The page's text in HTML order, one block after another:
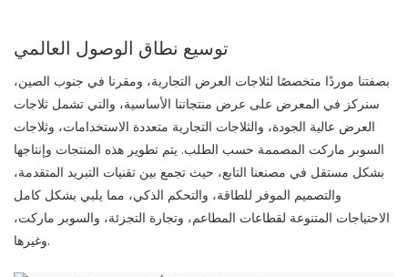
توسيع نطاق الوصول العالمي
بصفتنا موردًا متخصصًا لثلاجات العرض التجارية، ومقرنا في جنوب الصين،
سنركز في المعرض على عرض منتجاتنا الأساسية، والتي تشمل ثلاجات
العرض عالية الجودة، والثلاجات التجارية متعددة الاستخدامات، وثلاجات
السوبر ماركت المصممة حسب الطلب. يتم تطوير هذه المنتجات وإنتاجها
بشكل مستقل في مصنعنا التابع، حيث تجمع بين تقنيات التبريد المتقدمة،
والتصميم الموفر للطاقة، والتحكم الذكي، مما يلبي بشكل كامل
الاحتياجات المتنوعة لقطاعات المطاعم، وتجارة التجزئة، والسوبر ماركت،
وغيرها.